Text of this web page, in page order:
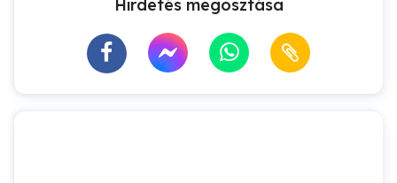
Hirdetés megosztása